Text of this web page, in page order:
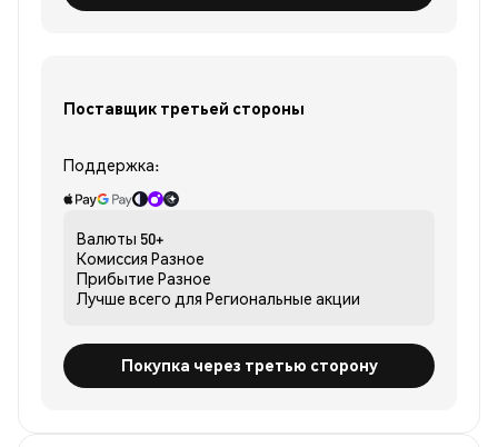
Поставщик третьей стороны
Поддержка:
Валюты 50+
Комиссия Разное
Прибытие Разное
Лучше всего для Региональные акции
Покупка через третью сторону